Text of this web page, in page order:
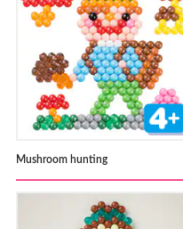
Mushroom hunting